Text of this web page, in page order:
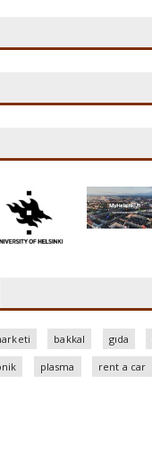
bakkal gıda
plasma rent a car